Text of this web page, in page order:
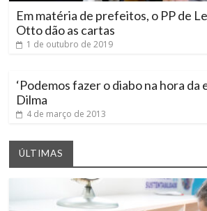
Em matéria de prefeitos, o PP de
Otto dão as cartas
1 de outubro de 2019
‘Podemos fazer o diabo na hora da
Dilma
4 de março de 2013
ÚLTIMAS